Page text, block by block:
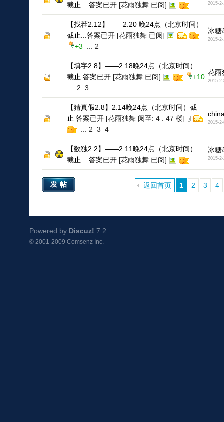
截止... 答案已开 [花雨独舞 已阅] 2015-2-
【找茬2.12】——2.20 晚24点（北京时间）
截止...答案已开 [花雨独舞 已阅]
+3
2
冰糖
2015-2-
【填字2.8】——2.18晚24点（北京时间）
截止 答案已开 [花雨独舞 已阅]
+10
2 3
花雨
2015-2-
【猜真假2.8】2.14晚24点（北京时间）截
止 答案已开 [花雨独舞 阅至: 4 . 47 楼]
2 3 4
2015-2-
【数独2.2】——2.11晚24点（北京时间）
截止... 答案已开 [花雨独舞 已阅]
冰糖
2015-2-
1 2 3 4
返回首页
发帖
Powered by Discuz! 7.2
© 2001-2009 Comsenz Inc.